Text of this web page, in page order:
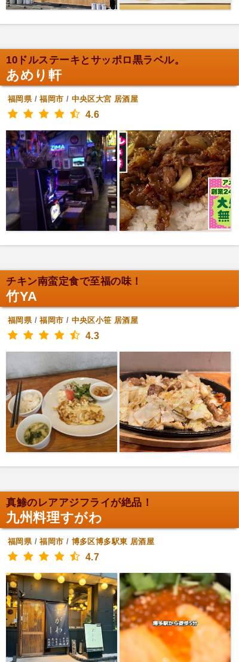
10ドルステーキとサッポロ黒ラベル。
あめり軒
福岡県/福岡市 / 中央区大宮 居酒屋
4.6
チキン南蛮定食で至福の味！
竹YA
福岡県/福岡市 / 中央区小笹 居酒屋
4.3
真鯵のレアアジフライが絶品！
九州料理すがわ
福岡県/福岡市 / 博多区博多駅東 居酒屋
4.7